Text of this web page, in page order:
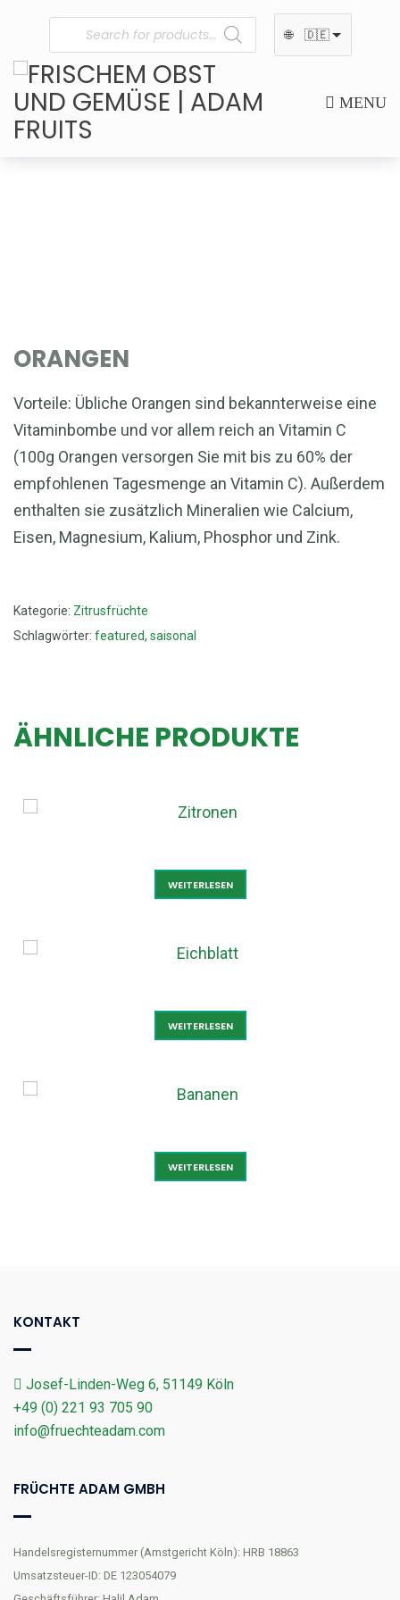
MENU
🌐 🇩🇪
ORANGEN
Vorteile: Übliche Orangen sind bekannterweise eine
Vitaminbombe und vor allem reich an Vitamin C
(100g Orangen versorgen Sie mit bis zu 60% der
empfohlenen Tagesmenge an Vitamin C). Außerdem
enthalten sie zusätzlich Mineralien wie Calcium,
Eisen, Magnesium, Kalium, Phosphor und Zink.
Kategorie: Zitrusfrüchte
Schlagwörter: featured, saisonal
ÄHNLICHE PRODUKTE
WEITERLESEN
WEITERLESEN
WEITERLESEN
KONTAKT
Josef-Linden-Weg 6, 51149 Köln
+49 (0) 221 93 705 90
info@fruechteadam.com
FRÜCHTE ADAM GMBH
Handelsregisternummer (Amstgericht Köln): HRB 18863
Umsatzsteuer-ID: DE 123054079